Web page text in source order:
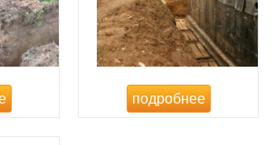
подробнее